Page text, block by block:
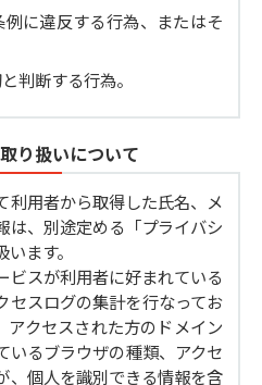
に違反する行為、またはそ
判断する行為。
り扱いについて
利用者から取得した氏名、メ
は、別途定める「プライバシ
ます。
ビスが利用者に好まれている
セスログの集計を行なってお
アクセスされた方のドメイン
いるブラウザの種類、アクセ
、個人を識別できる情報を含